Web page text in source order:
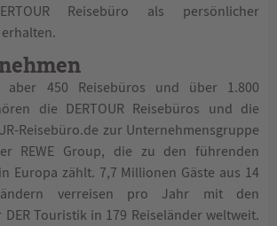
Reisebüro als persönlicher
450 Reisebüros und über 1.800
die DERTOUR Reisebüros und die
Reisebüro.de zur Unternehmensgruppe
REWE Group, die zu den führenden
Europa zählt. 7,7 Millionen Gäste aus 14
verreisen pro Jahr mit den
Touristik in 179 Reiseländer weltweit.